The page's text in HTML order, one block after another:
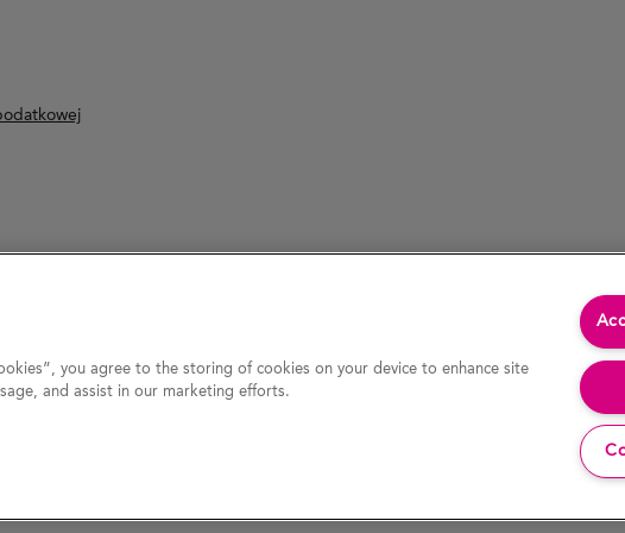
podane na niniejszej stronie internetowej (inne niż informacje dostępne za pośrednictwem odnośników hipertekstowych) były rzetelne w
Nie należy interpretować ich jako porad ani zaleceń i nie należy podejmować żadnych decyzji ani działań na ich podstawie. W szczególności
i obecnie mogą być nieaktualne. Wszelkie informacje o charakterze historycznym należy uznać za aktualne w dniu ich pierwszej publikacji.
you agree to the storing of cookies on your device to enhance site
and assist in our marketing efforts.